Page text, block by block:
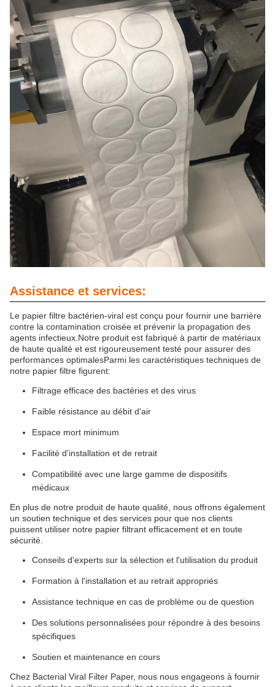
Assistance et services:
Le papier filtre bactérien-viral est conçu pour fournir une barrière
contre la contamination croisée et prévenir la propagation des
agents infectieux.Notre produit est fabriqué à partir de matériaux
de haute qualité et est rigoureusement testé pour assurer des
performances optimalesParmi les caractéristiques techniques de
notre papier filtre figurent:
Filtrage efficace des bactéries et des virus
Faible résistance au débit d'air
Espace mort minimum
Facilité d'installation et de retrait
Compatibilité avec une large gamme de dispositifs
médicaux
En plus de notre produit de haute qualité, nous offrons également
un soutien technique et des services pour que nos clients
puissent utiliser notre papier filtrant efficacement et en toute
sécurité.
Conseils d'experts sur la sélection et l'utilisation du produit
Formation à l'installation et au retrait appropriés
Assistance technique en cas de problème ou de question
Des solutions personnalisées pour répondre à des besoins
spécifiques
Soutien et maintenance en cours
Chez Bacterial Viral Filter Paper, nous nous engageons à fournir